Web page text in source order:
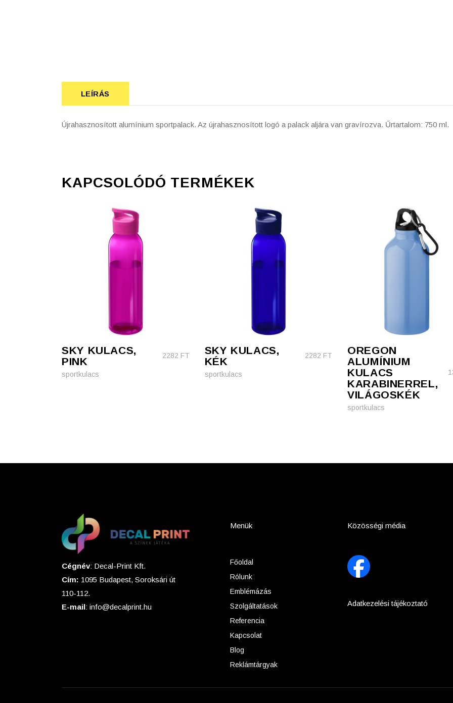
LEÍRÁS
Újrahasznosított alumínium sportpalack. Az újrahasznosított logó a palack aljára van gravírozva. Űrtartalom: 750 ml.
KAPCSOLÓDÓ TERMÉKEK
SKY KULACS,
PINK
2282 FT
sportkulacs
SKY KULACS,
KÉK
2282 FT
sportkulacs
OREGON
ALUMÍNIUM
KULACS
KARABINERREL,
VILÁGOSKÉK
sportkulacs
Cégnév: Decal-Print Kft.
Cím: 1095 Budapest, Soroksári út
110-112.
E-mail: info@decalprint.hu
Menük
Főoldal
Rólunk
Emblémázás
Szolgáltatások
Referencia
Kapcsolat
Blog
Reklámtárgyak
Közösségi média
Adatkezelési tájékoztató